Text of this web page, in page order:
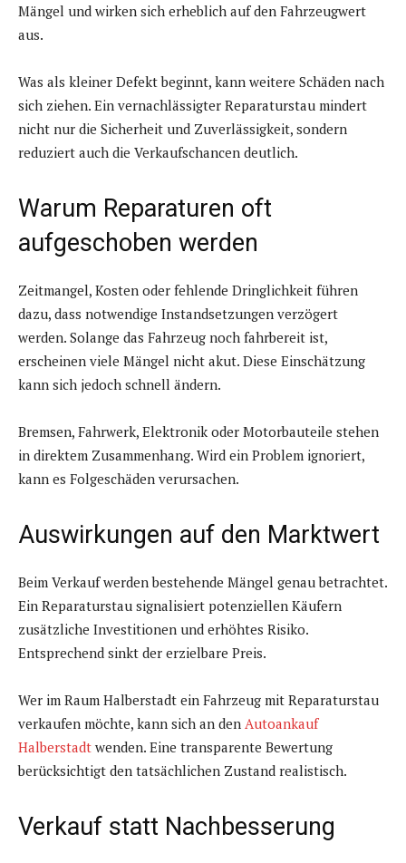
Mängel und wirken sich erheblich auf den Fahrzeugwert
aus.
Was als kleiner Defekt beginnt, kann weitere Schäden nach
sich ziehen. Ein vernachlässigter Reparaturstau mindert
nicht nur die Sicherheit und Zuverlässigkeit, sondern
reduziert auch die Verkaufschancen deutlich.
Warum Reparaturen oft
aufgeschoben werden
Zeitmangel, Kosten oder fehlende Dringlichkeit führen
dazu, dass notwendige Instandsetzungen verzögert
werden. Solange das Fahrzeug noch fahrbereit ist,
erscheinen viele Mängel nicht akut. Diese Einschätzung
kann sich jedoch schnell ändern.
Bremsen, Fahrwerk, Elektronik oder Motorbauteile stehen
in direktem Zusammenhang. Wird ein Problem ignoriert,
kann es Folgeschäden verursachen.
Auswirkungen auf den Marktwert
Beim Verkauf werden bestehende Mängel genau betrachtet.
Ein Reparaturstau signalisiert potenziellen Käufern
zusätzliche Investitionen und erhöhtes Risiko.
Entsprechend sinkt der erzielbare Preis.
Wer im Raum Halberstadt ein Fahrzeug mit Reparaturstau
verkaufen möchte, kann sich an den Autoankauf
Halberstadt wenden. Eine transparente Bewertung
berücksichtigt den tatsächlichen Zustand realistisch.
Verkauf statt Nachbesserung